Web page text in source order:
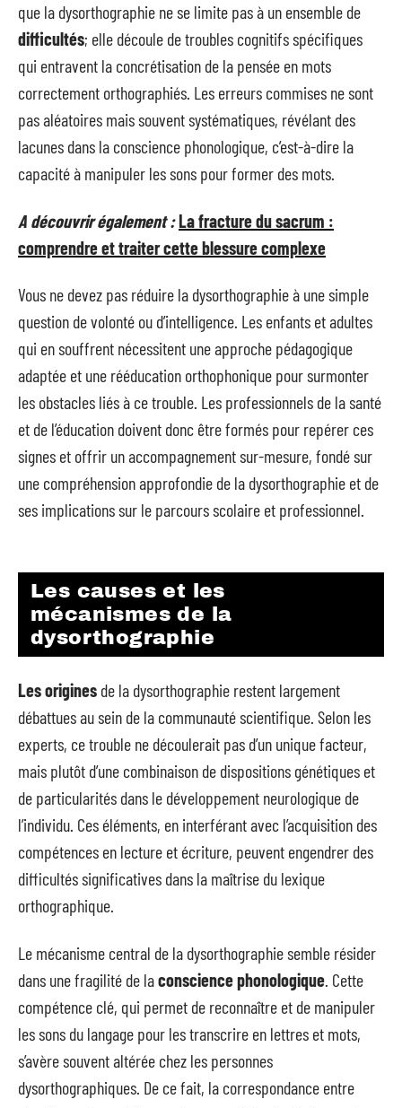
que la dysorthographie ne se limite pas à un ensemble de
difficultés; elle découle de troubles cognitifs spécifiques
qui entravent la concrétisation de la pensée en mots
correctement orthographiés. Les erreurs commises ne sont
pas aléatoires mais souvent systématiques, révélant des
lacunes dans la conscience phonologique, c’est-à-dire la
capacité à manipuler les sons pour former des mots.
A découvrir également :La fracture du sacrum :
comprendre et traiter cette blessure complexe
Vous ne devez pas réduire la dysorthographie à une simple
question de volonté ou d’intelligence. Les enfants et adultes
qui en souffrent nécessitent une approche pédagogique
adaptée et une rééducation orthophonique pour surmonter
les obstacles liés à ce trouble. Les professionnels de la santé
et de l’éducation doivent donc être formés pour repérer ces
signes et offrir un accompagnement sur-mesure, fondé sur
une compréhension approfondie de la dysorthographie et de
ses implications sur le parcours scolaire et professionnel.
Les causes et les
mécanismes de la
dysorthographie
Les origines de la dysorthographie restent largement
débattues au sein de la communauté scientifique. Selon les
experts, ce trouble ne découlerait pas d’un unique facteur,
mais plutôt d’une combinaison de dispositions génétiques et
de particularités dans le développement neurologique de
l’individu. Ces éléments, en interférant avec l’acquisition des
compétences en lecture et écriture, peuvent engendrer des
difficultés significatives dans la maîtrise du lexique
orthographique.
Le mécanisme central de la dysorthographie semble résider
dans une fragilité de laconscience phonologique . Cette
compétence clé, qui permet de reconnaître et de manipuler
les sons du langage pour les transcrire en lettres et mots,
s’avère souvent altérée chez les personnes
dysorthographiques. De ce fait, la correspondance entre